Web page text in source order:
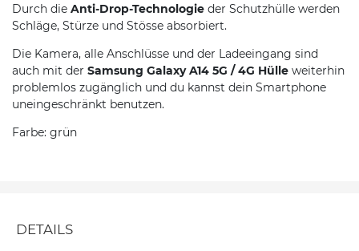
Durch die Anti-Drop-Technologie der Schutzhülle werden
Schläge, Stürze und Stösse absorbiert.
Die Kamera, alle Anschlüsse und der Ladeeingang sind
auch mit der Samsung Galaxy A14 5G / 4G Hülle weiterhin
problemlos zugänglich und du kannst dein Smartphone
uneingeschränkt benutzen.
Farbe: grün
DETAILS